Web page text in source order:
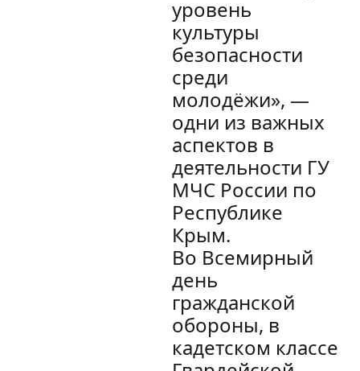
уровень
культуры
безопасности
среди
молодёжи», —
одни из важных
аспектов в
деятельности ГУ
МЧС России по
Республике
Крым.
Во Всемирный
день
гражданской
обороны, в
кадетском классе